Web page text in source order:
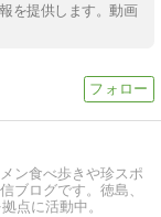
を提供します。動画
ン食べ歩きや珍スポ
ブログです。徳島、
点に活動中。